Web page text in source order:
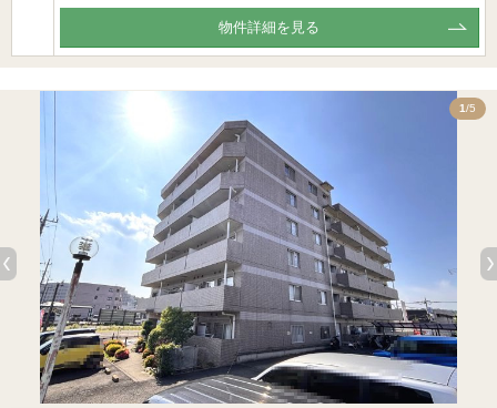
物件詳細を見る
1/5